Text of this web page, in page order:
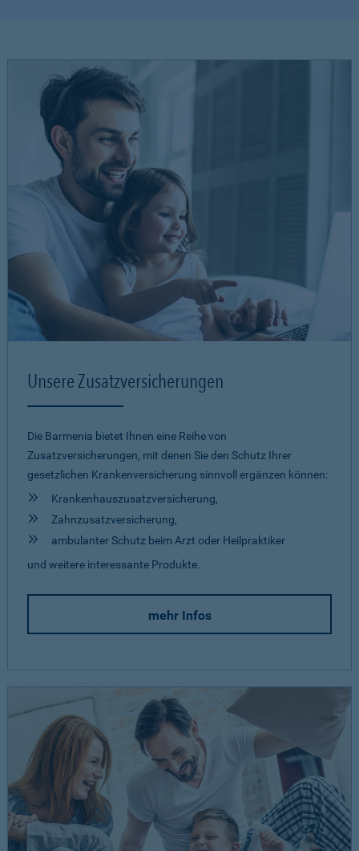
Unsere Zusatzversicherungen
Die Barmenia bietet Ihnen eine Reihe von
Zusatzversicherungen, mit denen Sie den Schutz Ihrer
gesetzlichen Krankenversicherung sinnvoll ergänzen können:
Krankenhauszusatzversicherung,
Zahnzusatzversicherung,
ambulanter Schutz beim Arzt oder Heilpraktiker
und weitere interessante Produkte.
mehr Infos